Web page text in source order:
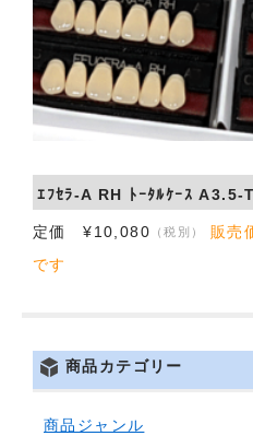
ｴﾌｾﾗ-A RH ﾄｰﾀﾙｹｰｽ A3.5-
定価 ¥10,080 （税別）
販売
です
商品カテゴリー
商品ジャンル